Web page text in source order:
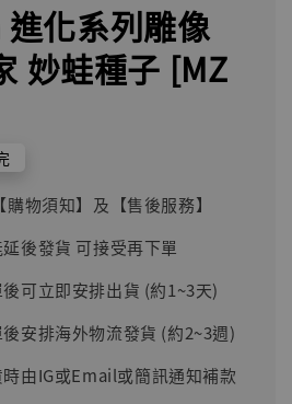
化系列雕像
妙蛙種子 [MZ
物須知】及【售後服務】
後發貨 可接受再下單
可立即安排出貨 (約1~3天)
安排海外物流發貨 (約2~3週)
由IG或Email或簡訊通知補款